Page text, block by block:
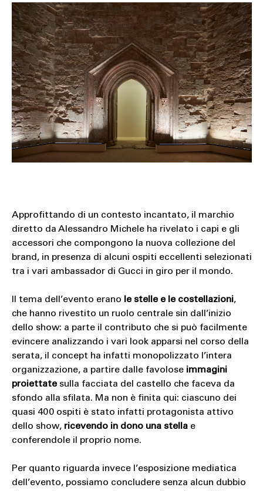
Approfittando di un contesto incantato, il marchio
diretto da Alessandro Michele ha rivelato i capi e gli
accessori che compongono la nuova collezione del
brand, in presenza di alcuni ospiti eccellenti selezionati
tra i vari ambassador di Gucci in giro per il mondo.
Il tema dell’evento erano le stelle e le costellazioni,
che hanno rivestito un ruolo centrale sin dall’inizio
dello show: a parte il contributo che si può facilmente
evincere analizzando i vari look apparsi nel corso della
serata, il concept ha infatti monopolizzato l’intera
organizzazione, a partire dalle favolose immagini
proiettatesulla facciata del castello che faceva da
sfondo alla sfilata. Ma non è finita qui: ciascuno dei
quasi 400 ospiti è stato infatti protagonista attivo
dello show, ricevendo in dono una stellae
conferendole il proprio nome.
Per quanto riguarda invece l’esposizione mediatica
dell’evento, possiamo concludere senza alcun dubbio